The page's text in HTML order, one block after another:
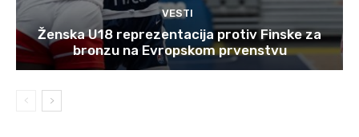
VESTI
Ženska U18 reprezentacija protiv Finske za
bronzu na Evropskom prvenstvu